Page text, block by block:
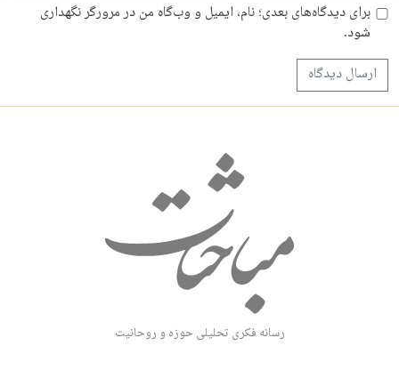
برای دیدگاه‌های بعدی؛ نام، ایمیل و وب‌گاه من در مرورگر نگهداری
شود.
رسانه فکری تحلیلی حوزه و روحانیت